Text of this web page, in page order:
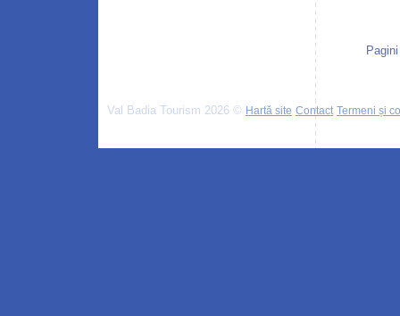
Val Badia Tourism 2026 © Hartă site Contact Termeni și